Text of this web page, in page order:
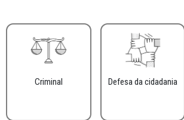
Criminal Defesa da cidadania